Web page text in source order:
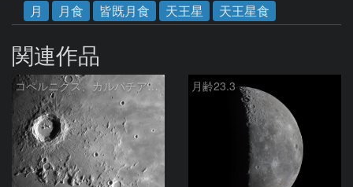
月
月食 皆既月食 天王星 天王星食
関連作品
コペルニクス、カルパチア山脈付近 月齢23.3